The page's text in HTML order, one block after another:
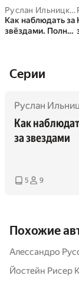
Руслан Ильницкий
Как наблюдать за
звёздами. Полное
Cерии
Как
за звездами
5 9
Похожие
Алессандро
Йостейн Рисер